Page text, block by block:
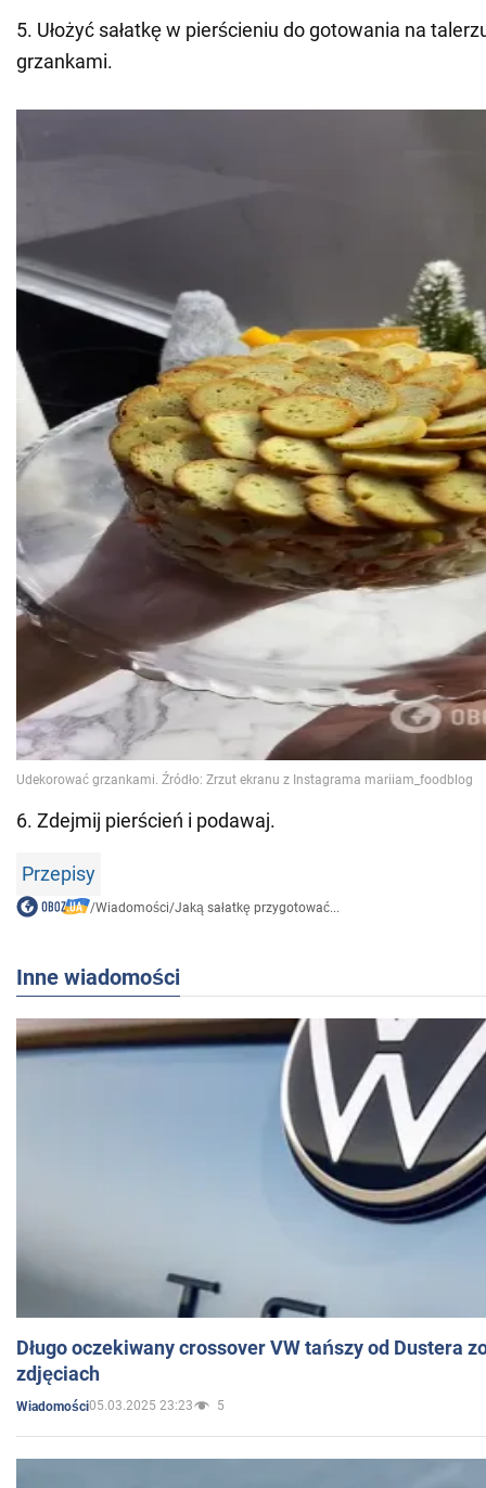
5. Ułożyć sałatkę w pierścieniu do gotowania na
grzankami.
6. Zdejmij pierścień i podawaj.
Przepisy
/Wiadomości/Jaką sałatkę przygotować...
Inne wiadomości
Długo oczekiwany crossover VW tańszy od Dustera
zdjęciach
Wiadomości05.03.2025 23:23 5